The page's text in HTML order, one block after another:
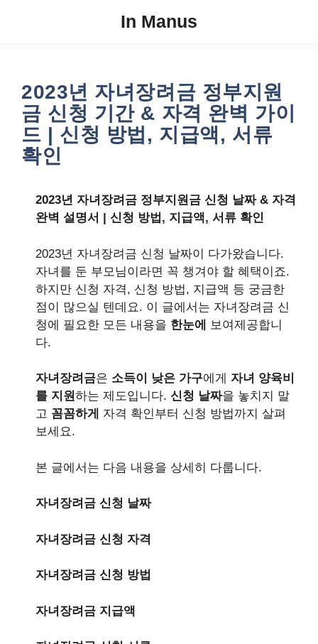
In Manus
2023년 자녀장려금 정부지원
금 신청 기간 & 자격 완벽 가이
드 | 신청 방법, 지급액, 서류
확인
2023년 자녀장려금 정부지원금 신청 날짜 & 자격
완벽 설명서 | 신청 방법, 지급액, 서류 확인
2023년 자녀장려금 신청 날짜이 다가왔습니다.
자녀를 둔 부모님이라면 꼭 챙겨야 할 혜택이죠.
하지만 신청 자격, 신청 방법, 지급액 등 궁금한
점이 많으실 텐데요. 이 글에서는 자녀장려금 신
청에 필요한 모든 내용을 한눈에
보여제공합니
다.
자녀장려금은 소득이 낮은 가구에게 자녀 양육비
를 지원하는 제도입니다. 신청 날짜을 놓치지 말
고 꼼꼼하게
자격 확인부터 신청 방법까지 살펴
보세요.
본 글에서는 다음 내용을 상세히 다룹니다.
자녀장려금 신청 날짜
자녀장려금 신청 자격
자녀장려금 신청 방법
자녀장려금 지급액